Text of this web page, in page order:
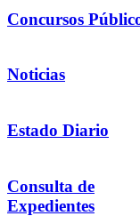
Concursos
Noticias
Estado Diario
Consulta de
Expedientes